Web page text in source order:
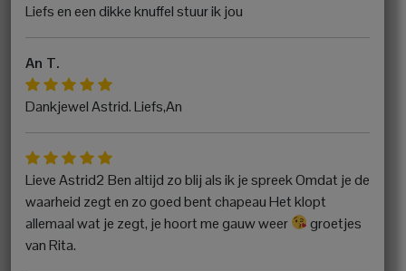
Liefs en een dikke knuffel stuur ik jou
An T.
Dankjewel Astrid. Liefs,An
Lieve Astrid2 Ben altijd zo blij als ik je spreek Omdat je de
waarheid zegt en zo goed bent chapeau Het klopt
allemaal wat je zegt, je hoort me gauw weer
groetjes
van Rita.